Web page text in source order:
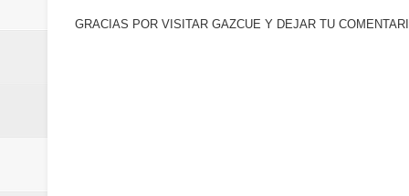
GRACIAS POR VISITAR GAZCUE Y DEJAR TU